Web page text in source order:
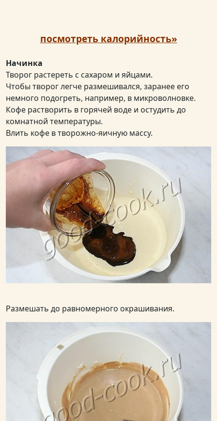
посмотреть калорийность»
Начинка
Творог растереть с сахаром и яйцами.
Чтобы творог легче размешивался, заранее его
немного подогреть, например, в микроволновке.
Кофе растворить в горячей воде и остудить до
комнатной температуры.
Влить кофе в творожно-яичную массу.
Размешать до равномерного окрашивания.